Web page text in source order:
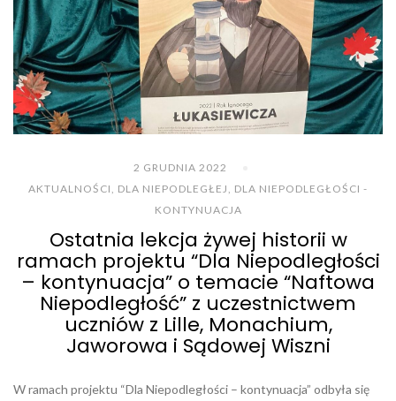
2 GRUDNIA 2022
AKTUALNOŚCI
DLA NIEPODLEGŁEJ
DLA NIEPODLEGŁOŚCI -
KONTYNUACJA
Ostatnia lekcja żywej historii w
ramach projektu “Dla Niepodległości
– kontynuacja” o temacie “Naftowa
Niepodległość” z uczestnictwem
uczniów z Lille, Monachium,
Jaworowa i Sądowej Wiszni
W ramach projektu “Dla Niepodległości – kontynuacja” odbyła się